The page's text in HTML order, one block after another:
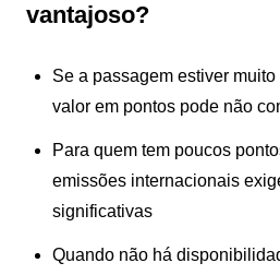
vantajoso?
Se a passagem estiver
valor em pontos pode não
Para quem tem poucos
emissões internacionais
significativas
Quando não há